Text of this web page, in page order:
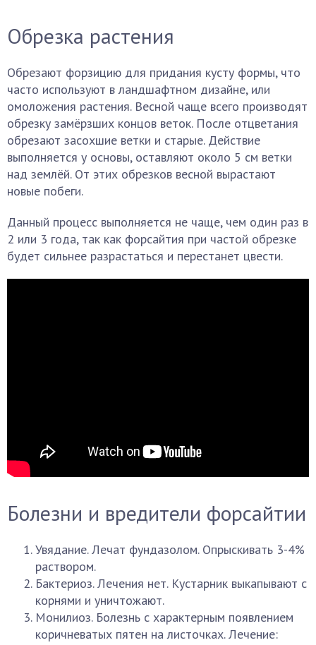
Обрезка растения
Обрезают форзицию для придания кусту формы, что
часто используют в ландшафтном дизайне, или
омоложения растения. Весной чаще всего производят
обрезку замёрзших концов веток. После отцветания
обрезают засохшие ветки и старые. Действие
выполняется у основы, оставляют около 5 см ветки
над землёй. От этих обрезков весной вырастают
новые побеги.
Данный процесс выполняется не чаще, чем один раз в
2 или 3 года, так как форсайтия при частой обрезке
будет сильнее разрастаться и перестанет цвести.
Болезни и вредители форсайтии
Увядание. Лечат фундазолом. Опрыскивать 3-4%
раствором.
Бактериоз. Лечения нет. Кустарник выкапывают с
корнями и уничтожают.
Монилиоз. Болезнь с характерным появлением
коричневатых пятен на листочках. Лечение: